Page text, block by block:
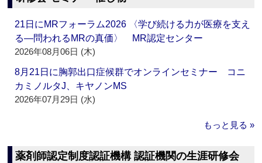
21日にMRフォーラム2026 〈学び続ける力が医療を支え
る―問われるMRの真価〉 MR認定センター
2026年08月06日 (木)
8月21日に胸郭出口症候群でオンラインセミナー コニ
カミノルタJ、キヤノンMS
2026年07月29日 (水)
もっと見る »
薬剤師認定制度認証機構 認証機関の生涯研修会